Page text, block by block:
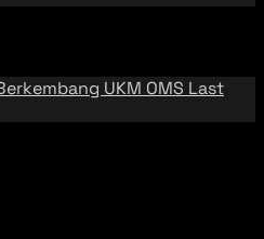
UKM OMS Last